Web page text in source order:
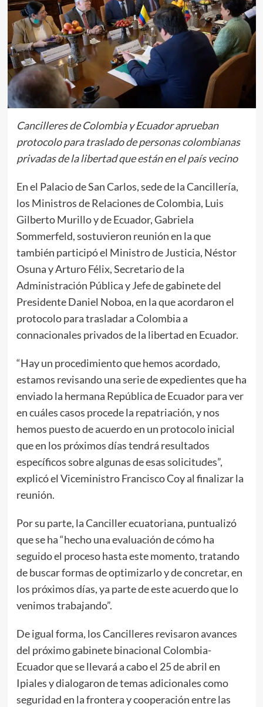
Cancilleres de Colombia y Ecuador aprueban
protocolo para traslado de personas colombianas
privadas de la libertad que están en el país vecino
En el Palacio de San Carlos, sede de la Cancillería,
los Ministros de Relaciones de Colombia, Luis
Gilberto Murillo y de Ecuador, Gabriela
Sommerfeld, sostuvieron reunión en la que
también participó el Ministro de Justicia, Néstor
Osuna y Arturo Félix, Secretario de la
Administración Pública y Jefe de gabinete del
Presidente Daniel Noboa, en la que acordaron el
protocolo para trasladar a Colombia a
connacionales privados de la libertad en Ecuador.
“Hay un procedimiento que hemos acordado,
estamos revisando una serie de expedientes que ha
enviado la hermana República de Ecuador para ver
en cuáles casos procede la repatriación, y nos
hemos puesto de acuerdo en un protocolo inicial
que en los próximos días tendrá resultados
específicos sobre algunas de esas solicitudes”,
explicó el Viceministro Francisco Coy al finalizar la
reunión.
Por su parte, la Canciller ecuatoriana, puntualizó
que se ha “hecho una evaluación de cómo ha
seguido el proceso hasta este momento, tratando
de buscar formas de optimizarlo y de concretar, en
los próximos días, ya parte de este acuerdo que lo
venimos trabajando”.
De igual forma, los Cancilleres revisaron avances
del próximo gabinete binacional Colombia-
Ecuador que se llevará a cabo el 25 de abril en
Ipiales y dialogaron de temas adicionales como
seguridad en la frontera y cooperación entre las